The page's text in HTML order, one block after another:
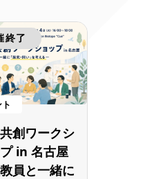
終了
創ワークシ
in 名古屋
員と一緒に